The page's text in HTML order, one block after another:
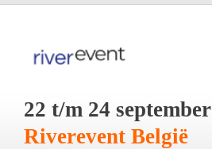
22 t/m 24 september
Riverevent België